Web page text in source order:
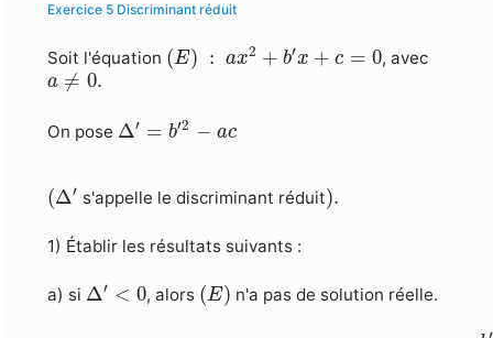
Exercice 5 Discriminant réduit
Soit l'équation (E) : ax2 + b′x + c = 0
(E) + b x+ = , avec
a ≠ 0.
a≠0.
On pose Δ′ = b′2 − ac
Δ ′= 2−
(Δ′
( Δ ′ s'appelle le discriminant réduit).
)
1) Établir les résultats suivants :
a) si Δ′ < 0
Δ ′< 0 , alors (E)
(E) n'a pas de solution réelle.
a